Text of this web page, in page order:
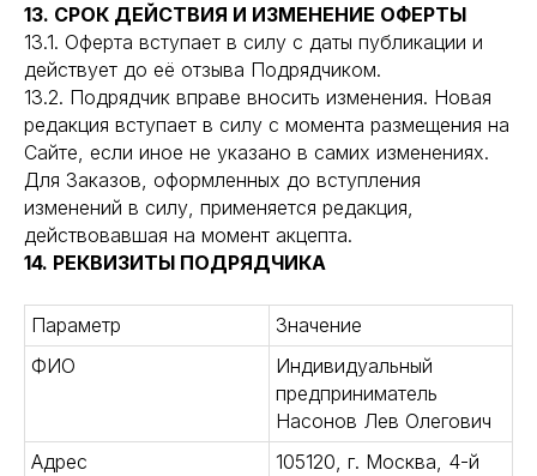
13. СРОК ДЕЙСТВИЯ И ИЗМЕНЕНИЕ ОФЕРТЫ
13.1. Оферта вступает в силу с даты публикации и
действует до её отзыва Подрядчиком.
13.2. Подрядчик вправе вносить изменения. Новая
редакция вступает в силу с момента размещения на
Сайте, если иное не указано в самих изменениях.
Для Заказов, оформленных до вступления
изменений в силу, применяется редакция,
действовавшая на момент акцепта.
14. РЕКВИЗИТЫ ПОДРЯДЧИКА
Параметр
Значение
ФИО
Индивидуальный
предприниматель
Насонов Лев Олегович
Адрес
105120, г. Москва, 4-й